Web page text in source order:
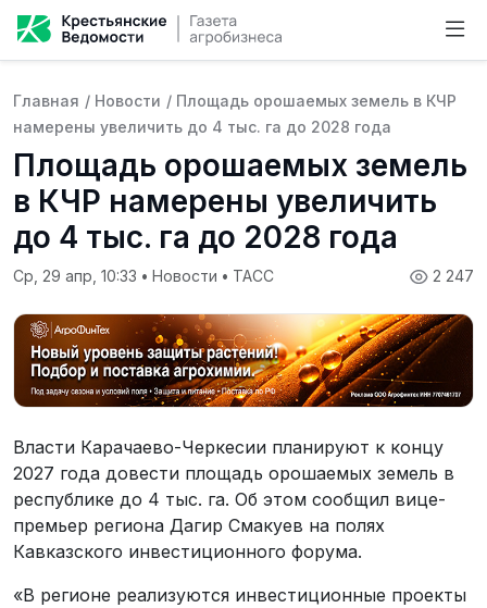
Главная / Новости / Площадь орошаемых земель в КЧР
намерены увеличить до 4 тыс. га до 2028 года
Площадь орошаемых земель
в КЧР намерены увеличить
до 4 тыс. га до 2028 года
2 247
Ср, 29 апр, 10:33 • Новости • ТАСС
Власти Карачаево-Черкесии планируют к концу
2027 года довести площадь орошаемых земель в
республике до 4 тыс. га. Об этом сообщил вице-
премьер региона Дагир Смакуев на полях
Кавказского инвестиционного форума.
«В регионе реализуются инвестиционные проекты